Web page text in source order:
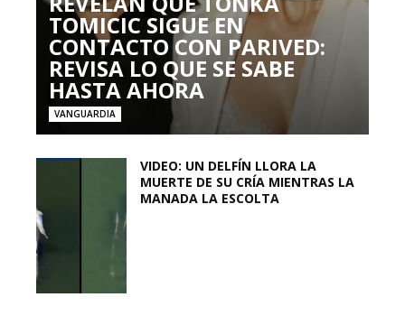
TOMICIC SIGUE EN
CONTACTO CON PARIVED:
REVISA LO QUE SE SABE
HASTA AHORA
VANGUARDIA
VIDEO: UN DELFÍN LLORA LA
MUERTE DE SU CRÍA MIENTRAS LA
MANADA LA ESCOLTA